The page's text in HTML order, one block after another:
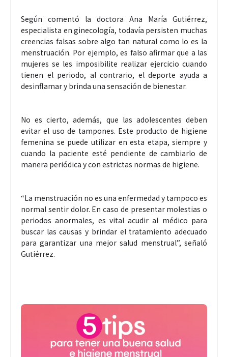
Según comentó la doctora Ana María Gutiérrez,
especialista en ginecología, todavía persisten muchas
creencias falsas sobre algo tan natural como lo es la
menstruación. Por ejemplo, es falso afirmar que a las
mujeres se les imposibilite realizar ejercicio cuando
tienen el periodo, al contrario, el deporte ayuda a
desinflamar y brinda una sensación de bienestar.
No es cierto, además, que las adolescentes deben
evitar el uso de tampones. Este producto de higiene
femenina se puede utilizar en esta etapa, siempre y
cuando la paciente esté pendiente de cambiarlo de
manera periódica y con estrictas normas de higiene.
“La menstruación no es una enfermedad y tampoco es
normal sentir dolor. En caso de presentar molestias o
periodos anormales, es vital acudir al médico para
buscar las causas y brindar el tratamiento adecuado
para garantizar una mejor salud menstrual”, señaló
Gutiérrez.